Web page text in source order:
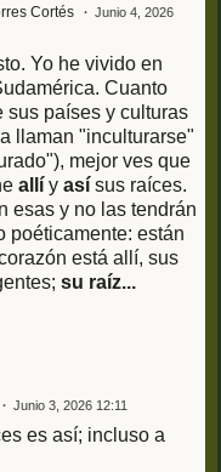
Cortés
Junio 4, 2026
Yo he vivido en
Cuanto
sus países y culturas
llaman "inculturarse"
mejor ves que
allí y así sus raíces.
esas y no las tendrán
poéticamente: están
está allí, sus
su raíz...
Junio 3, 2026 12:11
es así; incluso a